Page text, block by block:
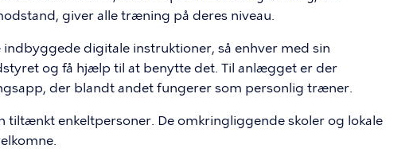
giver alle træning på deres niveau.
digitale instruktioner, så enhver med sin
og få hjælp til at benytte det. Til anlægget er der
der blandt andet fungerer som personlig træner.
tiltænkt enkeltpersoner. De omkringliggende skoler og lokale